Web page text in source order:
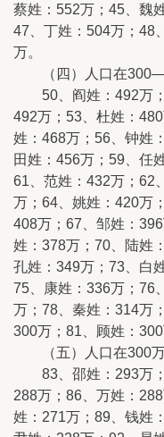
蔡姓：552万；45、魏
47、丁姓：504万；48
万。
（四）人口在
50、阎姓：492万；
492万；53、杜姓：
姓：468万；56、钟姓
田姓：456万；59、任
61、范姓：432万；62
万；64、姚姓：420万
408万；67、邹姓：
姓：378万；70、陆姓
孔姓：349万；73、白
75、康姓：336万；76
万；78、秦姓：314万
300万；81、顾姓：
（五）人口在300万
83、邵姓：293万；
288万；86、万姓：
姓：271万；89、钱姓